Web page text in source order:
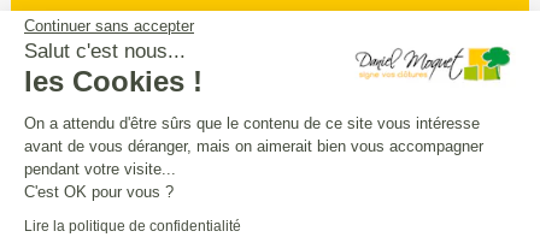
Continuer sans accepter
Salut c'est nous...
les Cookies !
On a attendu d'être sûrs que le contenu de ce site vous intéresse
avant de vous déranger, mais on aimerait bien vous accompagner
pendant votre visite...
C'est OK pour vous ?
Lire la politique de confidentialité
Prendre rendez-vous
Sécurité intimité praticité
entourezet
beauté